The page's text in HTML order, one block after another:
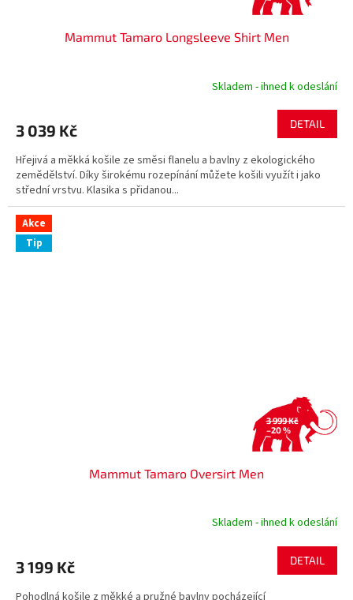
Mammut Tamaro Longsleeve Shirt Men
Skladem - ihned k odeslání
3 039 Kč DETAIL
Hřejivá a měkká košile ze směsi flanelu a bavlny z ekologického
zemědělství. Díky širokému rozepínání můžete košili využít i jako
střední vrstvu. Klasika s přidanou...
Akce
Tip
3 999 Kč
–20 %
Mammut Tamaro Oversirt Men
Skladem - ihned k odeslání
3 199 Kč DETAIL
Pohodlná košile z měkké a pružné bavlny pocházející